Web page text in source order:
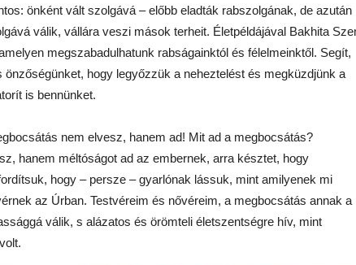
önként vált szolgává – előbb eladták rabszolgának, de azután
válik, vállára veszi mások terheit. Életpéldájával Bakhita
megszabadulhatunk rabságainktól és félelmeinktől. Segít,
hogy legyőzzük a neheztelést és megküzdjünk a
is bennünket.
nem elvesz, hanem ad! Mit ad a megbocsátás?
hanem méltóságot ad az embernek, arra késztet, hogy
hogy – persze – gyarlónak lássuk, mint amilyenek mi
az Úrban. Testvéreim és nővéreim, a megbocsátás annak a
válik, s alázatos és örömteli életszentségre hív, mint